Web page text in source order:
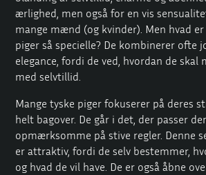
ærlighed, men også for en vis
mange mænd (og kvinder). Men hvad
piger så specielle? De kombinerer ofte
elegance, fordi de ved, hvordan de skal
med selvtillid.
Mange tyske piger fokuserer på deres
helt bagover. De går i det, der passer
opmærksomme på stive regler. Denne
er attraktiv, fordi de selv bestemmer,
og hvad de vil have. De er også åbne